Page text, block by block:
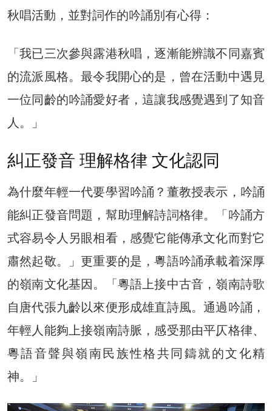
秋唱活動，並對詞作的吟誦別有心得：
「我已三次參與露港秋唱，逐漸能辨識不同嘉賓
的流派風格。最令我開心的是，曾在活動中遇見
一位同齡的吟誦愛好者，這讓我感覺遇到了知音
人。」
糾正發音 理解格律 文化認同
為什麼年輕一代要學習吟誦？董教授表示，吟誦
能糾正發音問題，幫助理解詩詞格律。「吟誦方
式容易令人另眼相看，感覺它能傳承文化而對它
肅然起敬。」更重要的是，粵語吟誦承載着深厚
的嶺南文化基因。「粵語上接中古音，嶺南詩歌
自唐代張九齡以來便形成雄直詩風。通過吟誦，
年輕人能夠上接嶺南詩脈，感受那由平仄格律、
粵語音聲與嶺南民族性格共同鑄就的文化精
神。」